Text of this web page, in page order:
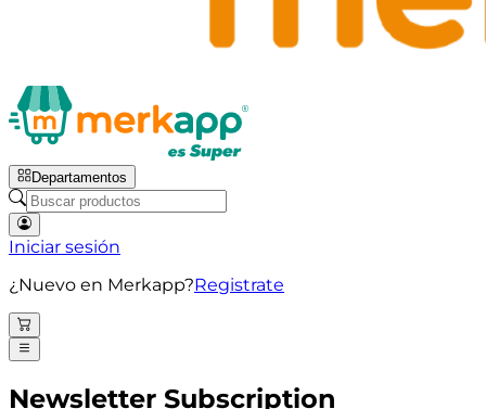
Departamentos
Iniciar sesión
¿Nuevo en Merkapp?Registrate
Newsletter Subscription